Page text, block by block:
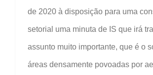
de 2020 à disposição para uma
setorial uma minuta de IS que irá
assunto muito importante, que é o
áreas densamente povoadas por